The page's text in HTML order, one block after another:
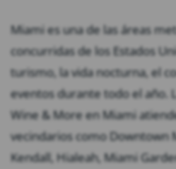
Miami es una de las áreas
concurridas de los Estados
turismo, la vida nocturna, el
eventos durante todo el año.
Wine & More en Miami
vecindarios como Downtown
Kendall, Hialeah, Miami